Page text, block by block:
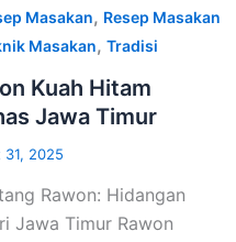
Masakan, Resep Masakan
Masakan,Tradisi
Kuah Hitam
Jawa Timur
2025
Rawon: Hidangan
Jawa Timur Rawon